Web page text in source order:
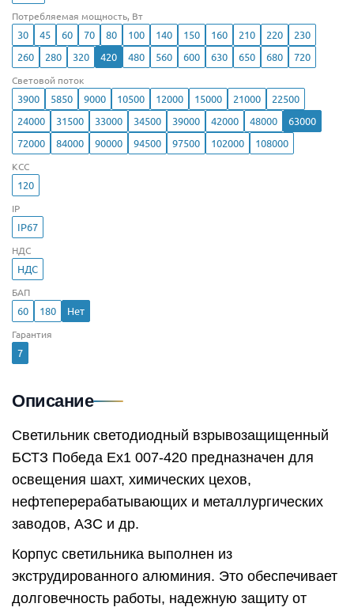
Потребляемая мощность, Вт
30 45 60 70 80 100 140 150 160 210 220
230
260
280 320 420 480 560 600 630 650 680 720
Световой поток
3900 5850 9000 10500 12000 15000 21000
22500
24000
31500 33000 34500 39000 42000 48000
63000
72000
84000 90000 94500 97500 102000 108000
КСС
120
IP
IP67
НДС
НДС
БАП
60 180 Нет
Гарантия
7
Описание
Светильник светодиодный взрывозащищенный
БСТЗ Победа Ex1 007-420 предназначен для
освещения шахт, химических цехов,
нефтеперерабатывающих и металлургических
заводов, АЗС и др.
Корпус светильника выполнен из
экструдированного алюминия. Это обеспечивает
долговечность работы, надежную защиту от